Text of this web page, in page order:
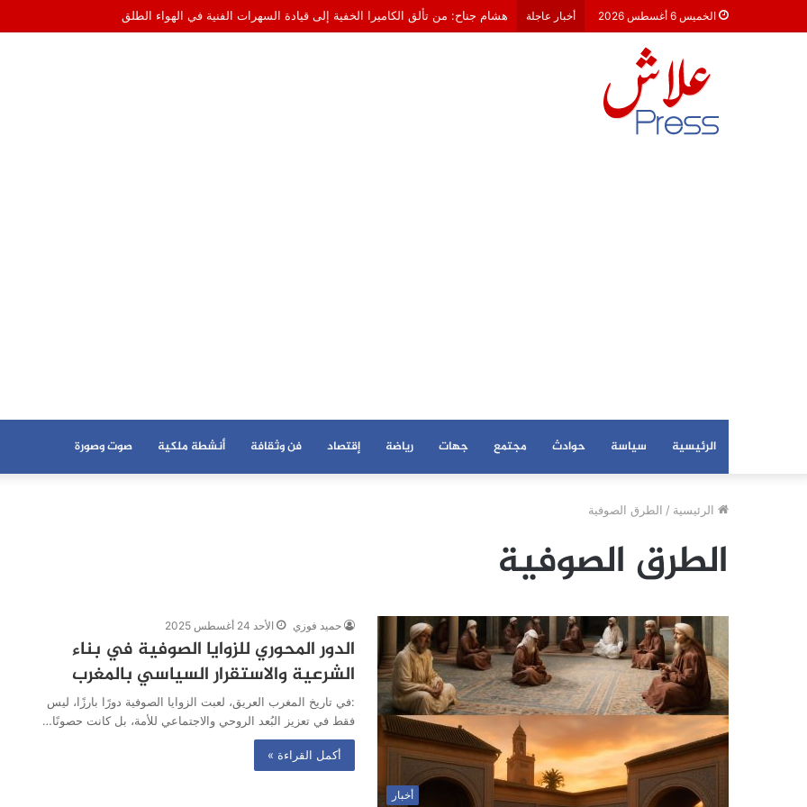
الخميس 6 أغسطس 2026 أخبار عاجلة معركة 23 شتنبر 2026: هل أصبحت الأحزاب السياسية مجرد محطات لـ “الترحال الانتخابي”؟
الرئيسية سياسة حوادث مجتمع جهات رياضة إقتصاد فن وثقافة أنشطة ملكية صوت وصورة
الرئيسية / الطرق الصوفية
الطرق الصوفية
أخبار
حميد فوزي الأحد 24 أغسطس 2025
الدور المحوري للزوايا الصوفية في بناء
الشرعية والاستقرار السياسي بالمغرب
:في تاريخ المغرب العريق، لعبت الزوايا الصوفية دورًا بارزًا، ليس
فقط في تعزيز البُعد الروحي والاجتماعي للأمة، بل كانت حصونًا…
أكمل القراءة »